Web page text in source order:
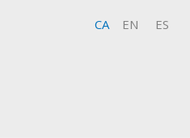
CA EN ES